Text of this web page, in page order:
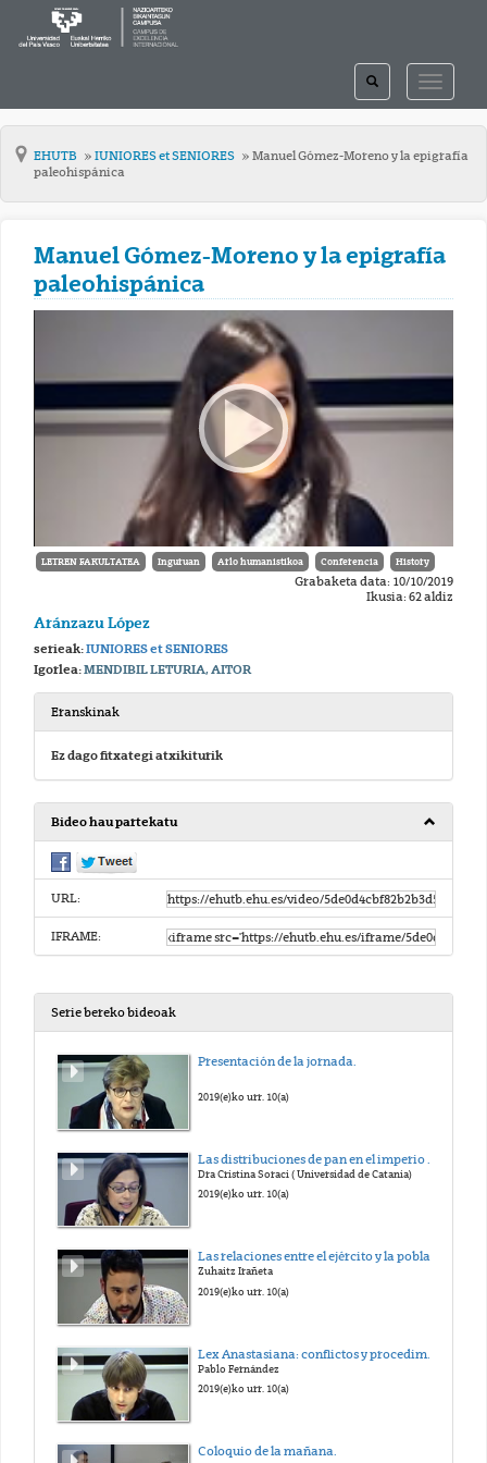
TOGGLE
TOGGLE
SEARCH
EHUTB IUNIORES et SENIORES
Manuel Gómez-Moreno y la epigrafía
paleohispánica
Manuel Gómez-Moreno y la epigrafía
paleohispánica
LETREN FAKULTATEA Inguruan Arlo humanistikoa Conferencia History
Grabaketa data: 10/10/2019
Ikusia: 62 aldiz
Aránzazu López
serieak:IUNIORES et SENIORES
Igorlea:MENDIBIL LETURIA, AITOR
Eranskinak
Ez dago fitxategi atxikiturik
Bideo hau partekatu
URL:
IFRAME:
Serie bereko bideoak
Presentación de la jornada.
2019(e)ko urr. 10(a)
Dra Cristina Soraci ( Universidad de Catania)
2019(e)ko urr. 10(a)
Zuhaitz Irañeta
2019(e)ko urr. 10(a)
Pablo Fernández
2019(e)ko urr. 10(a)
Coloquio de la mañana.